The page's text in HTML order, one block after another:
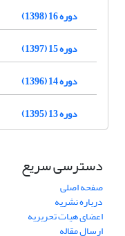
دوره 16 (1398)
دوره 15 (1397)
دوره 14 (1396)
دوره 13 (1395)
دسترسی سریع
صفحه اصلی
درباره نشریه
اعضای هیات تحریریه
ارسال مقاله